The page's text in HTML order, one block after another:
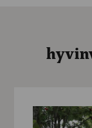
vietetty